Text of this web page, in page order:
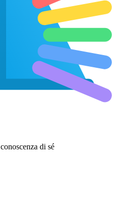
di sé